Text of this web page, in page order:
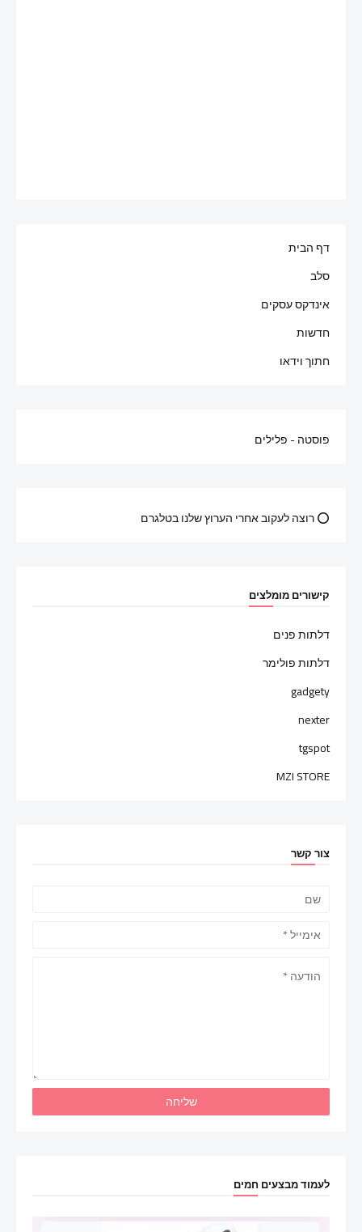
דף הבית
סלב
אינדקס עסקים
חדשות
חתוך וידאו
פוסטה - פלילים
⭕ רוצה לעקוב אחרי הערוץ שלנו בטלגרם
קישורים מומלצים
דלתות פנים
דלתות פולימר
gadgety
nexter
tgspot
MZI STORE
צור קשר
לעמוד מבצעים חמים